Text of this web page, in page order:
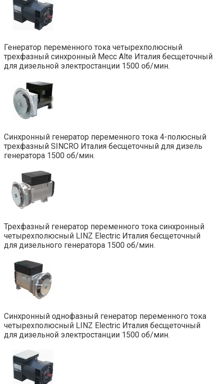
Генератор переменного тока четырехполюсный
трехфазный синхронный Mecc Alte Италия бесщеточный
для дизельной электростанции 1500 об/мин.
Синхронный генератор переменного тока 4-полюсный
трехфазный SINCRO Италия бесщеточный для дизель
генератора 1500 об/мин.
Трехфазный генератор переменного тока синхронный
четырехполюсный LINZ Electric Италия бесщеточный
для дизельного генератора 1500 об/мин.
Синхронный однофазный генератор переменного тока
четырехполюсный LINZ Electric Италия бесщеточный
для дизельной электростанции 1500 об/мин.